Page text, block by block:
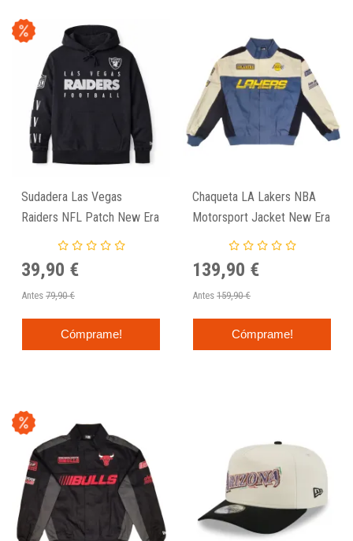
Sudadera Las Vegas
Raiders NFL Patch New Era
39,90 €
Antes 79,90 €
Cómprame!
Chaqueta LA Lakers NBA
Motorsport Jacket New Era
139,90 €
Antes 159,90 €
Cómprame!